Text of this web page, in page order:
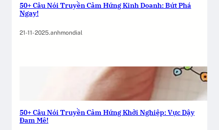
50+ Câu Nói Truyền Cảm Hứng Kinh Doanh: Bứt Phá
Ngay!
21-11-2025.anhmondial
50+ Câu Nói Truyền Cảm Hứng Khởi Nghiệp: Vực Dậy
Đam Mê!